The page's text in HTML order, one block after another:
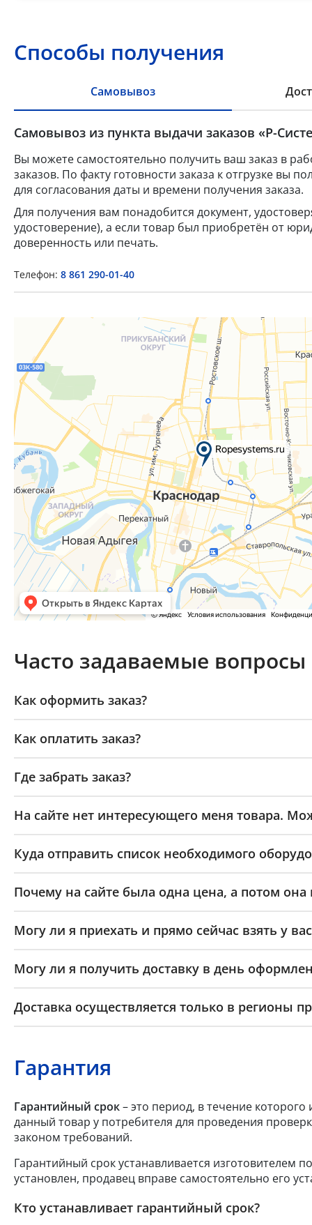
Способы получения
Самовывоз
Самовывоз из пункта выдачи заказов «Р-
Вы можете самостоятельно получить ваш заказ в
заказов. По факту готовности заказа к отгрузке вы
для согласования даты и времени получения заказа.
Для получения вам понадобится документ,
удостоверение), а если товар был приобретён от
доверенность или печать.
Телефон: 8 861 290-01-40
Часто задаваемые вопросы
Как оформить заказ?
Как оплатить заказ?
Где забрать заказ?
На сайте нет интересующего меня товара.
Куда отправить список необходимого
Почему на сайте была одна цена, а потом она
Могу ли я приехать и прямо сейчас взять у
Могу ли я получить доставку в день
Доставка осуществляется только в регионы
Гарантия
Гарантийный срок– это период, в течение которого
данный товар у потребителя для проведения
законом требований.
Гарантийный срок устанавливается изготовителем
установлен, продавец вправе самостоятельно его
Кто устанавливает гарантийный срок?